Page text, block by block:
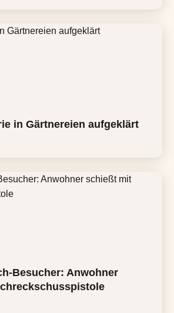
in Gärtnereien aufgeklärt
Besucher: Anwohner